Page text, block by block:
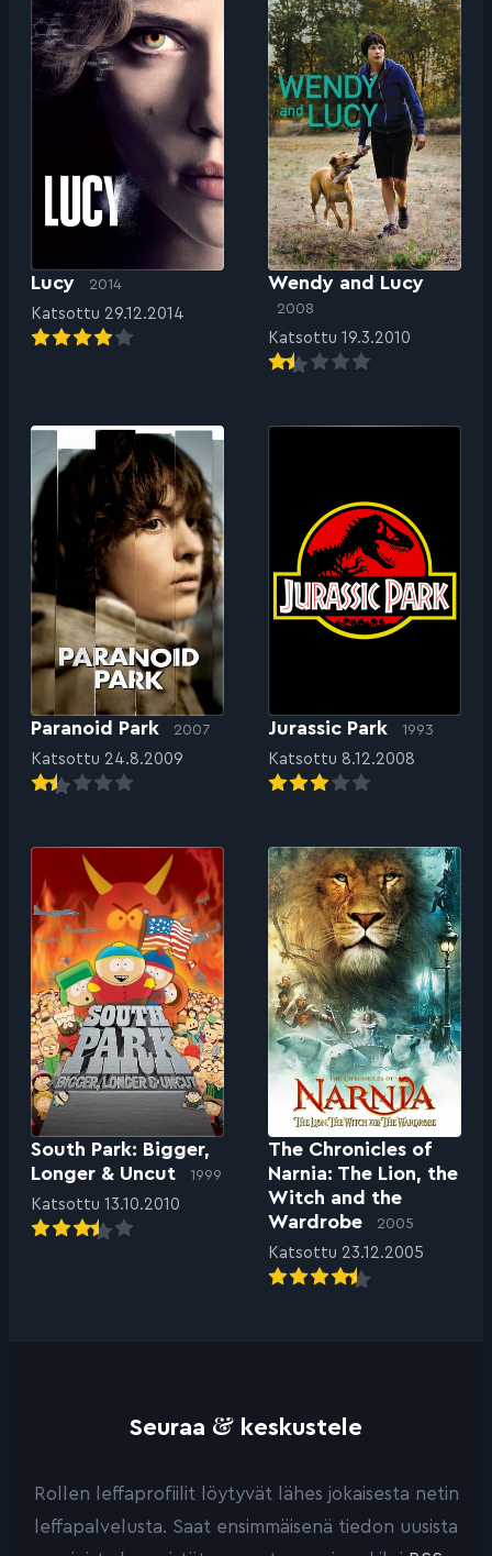
Lucy 2014
Katsottu 29.12.2014
Wendy and Lucy
2008
Katsottu 19.3.2010
Paranoid Park 2007
Katsottu 24.8.2009
Jurassic Park 1993
Katsottu 8.12.2008
South Park: Bigger,
Longer & Uncut
1999
Katsottu 13.10.2010
The Chronicles of
Narnia: The Lion, the
Witch and the
Wardrobe
2005
Katsottu 23.12.2005
Seuraa & keskustele
Rollen leffaprofiilit löytyvät lähes jokaisesta netin
leffapalvelusta. Saat ensimmäisenä tiedon uusista